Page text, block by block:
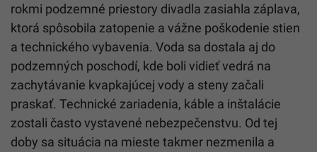
rokmi podzemné priestory divadla zasiahla záplava,
ktorá spôsobila zatopenie a vážne poškodenie stien
a technického vybavenia. Voda sa dostala aj do
podzemných poschodí, kde boli vidieť vedrá na
zachytávanie kvapkajúcej vody a steny začali
praskať. Technické zariadenia, káble a inštalácie
zostali často vystavené nebezpečenstvu. Od tej
doby sa situácia na mieste takmer nezmenila a